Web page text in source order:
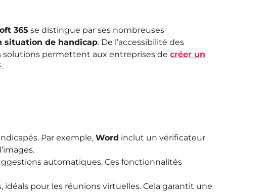
365 se distingue par ses nombreuses
situation de handicap. De l’accessibilité des
solutions permettent aux entreprises de créer un
Par exemple, Word inclut un vérificateur
automatiques. Ces fonctionnalités
pour les réunions virtuelles. Cela garantit une